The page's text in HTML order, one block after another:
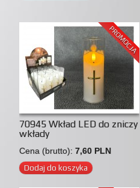
70945 Wkład LED do zniczy
wkłady
PROMOCJA
Cena (brutto): 7,60 PLN
Dodaj do koszyka